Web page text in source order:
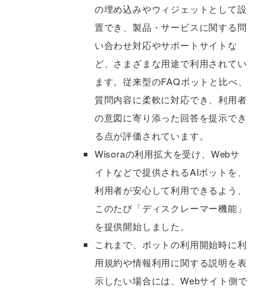
の埋め込みやウィジェットとして設
置でき、製品・サービスに関する問
い合わせ対応やサポートサイトな
ど、さまざまな用途で利用されてい
ます。従来型のFAQボットと比べ、
質問内容に柔軟に対応でき、利用者
の意図に寄り添った回答を提示でき
る点が評価されています。
Wisoraの利用拡大を受け、Webサ
イトなどで提供されるAIボットを、
利用者が安心して利用できるよう、
このたび「ディスクレーマー機能」
を提供開始しました。
これまで、ボットの利用開始時に利
用規約や情報利用に関する説明を表
示したい場合には、Webサイト側で